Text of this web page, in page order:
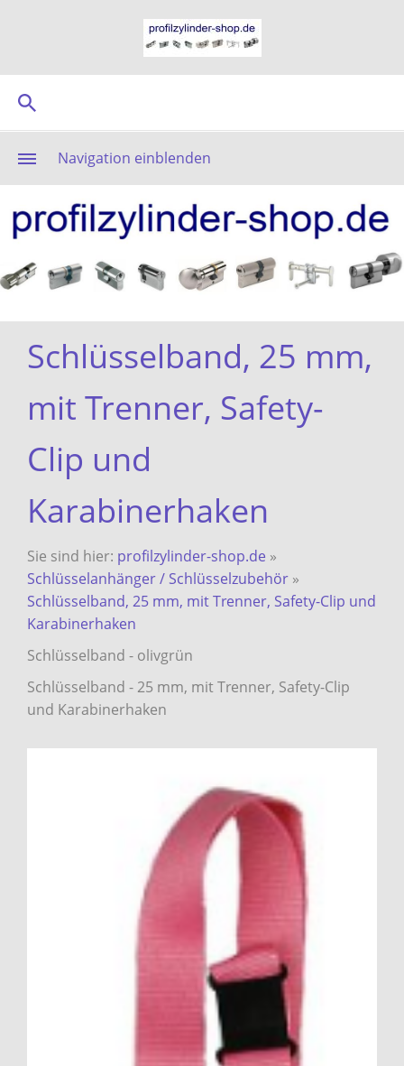
Navigation einblenden
Schlüsselband, 25 mm,
mit Trenner, Safety-
Clip und
Karabinerhaken
Sie sind hier: profilzylinder-shop.de »
Schlüsselanhänger / Schlüsselzubehör »
Schlüsselband, 25 mm, mit Trenner, Safety-Clip und
Karabinerhaken
Schlüsselband - olivgrün
Schlüsselband - 25 mm, mit Trenner, Safety-Clip
und Karabinerhaken